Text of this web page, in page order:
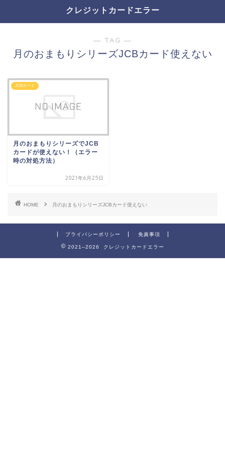
クレジットカードエラー
― TAG ―
月のおまもりシリーズJCBカード使えない
JCBカード
月のおまもりシリーズでJCB
カードが使えない！（エラー
時の対処方法）
2021年6月25日
HOME 月のおまもりシリーズJCBカード使えない
プライバシーポリシー 免責事項
2021–2026 クレジットカードエラー